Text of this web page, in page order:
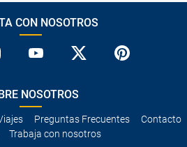
CON NOSOTROS
NOSOTROS
Preguntas Frecuentes
Contacto
Trabaja con nosotros